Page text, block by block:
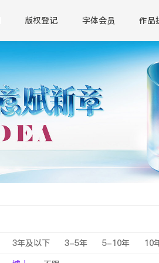
版权登记 字体会员 作品
3年及以下 3-5年 5-10年 10